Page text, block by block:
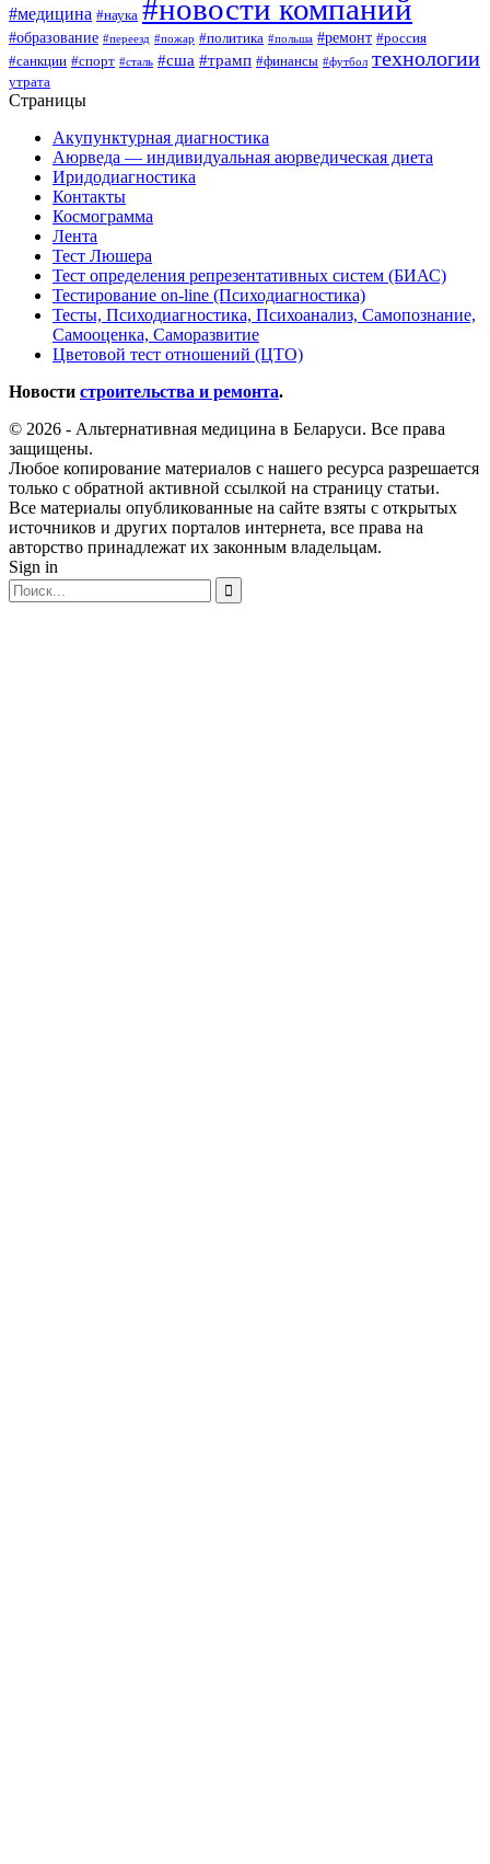
#медицина #наука #новости компаний
#образование #переезд #пожар #политика #польша #ремонт #россия
#санкции #спорт #сталь #сша #трамп #финансы #футбол технологии
утрата
Страницы
Акупунктурная диагностика
Аюрведа — индивидуальная аюрведическая диета
Иридодиагностика
Контакты
Космограмма
Лента
Тест Люшера
Тест определения репрезентативных систем (БИАС)
Тестирование on-line (Психодиагностика)
Тесты, Психодиагностика, Психоанализ, Самопознание,
Самооценка, Саморазвитие
Цветовой тест отношений (ЦТО)
Новости строительства и ремонта.
© 2026 - Альтернативная медицина в Беларуси. Все права
защищены.
Любое копирование материалов с нашего ресурса разрешается
только с обратной активной ссылкой на страницу статьи.
Все материалы опубликованные на сайте взяты с открытых
источников и других порталов интернета, все права на
авторство принадлежат их законным владельцам.
Sign in